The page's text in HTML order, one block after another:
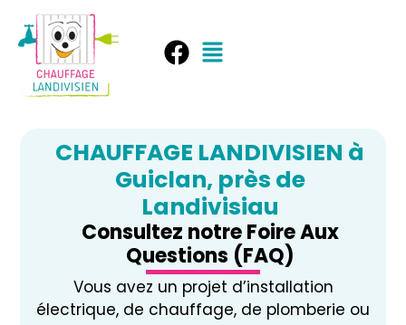
CHAUFFAGE LANDIVISIEN à
Guiclan, près de
Landivisiau
Consultez notre Foire Aux
Questions (FAQ)
Vous avez un projet d’installation
électrique, de chauffage, de plomberie ou